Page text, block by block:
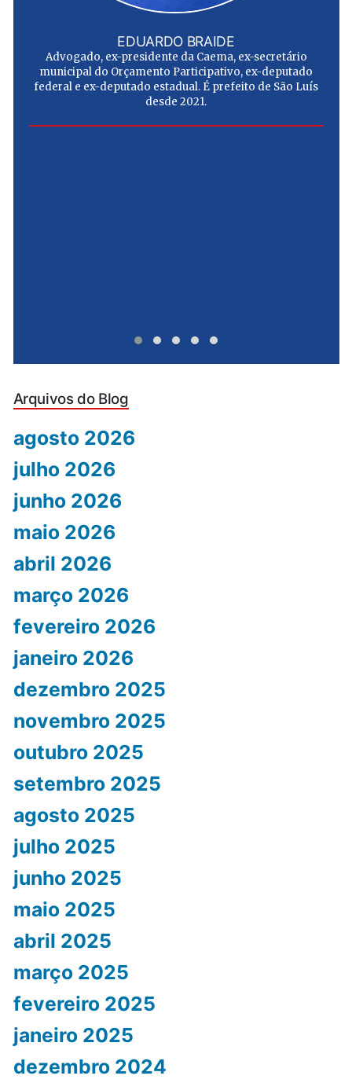
EDUARDO BRAIDE
Advogado, ex-presidente da Caema, ex-secretário
municipal do Orçamento Participativo, ex-deputado
federal e ex-deputado estadual. É prefeito de São Luís
desde 2021.
Arquivos do Blog
agosto 2026
julho 2026
junho 2026
maio 2026
abril 2026
março 2026
fevereiro 2026
janeiro 2026
dezembro 2025
novembro 2025
outubro 2025
setembro 2025
agosto 2025
julho 2025
junho 2025
maio 2025
abril 2025
março 2025
fevereiro 2025
janeiro 2025
dezembro 2024